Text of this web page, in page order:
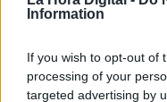
Information
If you wish to opt-out of
processing of your
targeted advertising by
hacer, cuando
Constitución, para
y que se prestan a
tactiticistas